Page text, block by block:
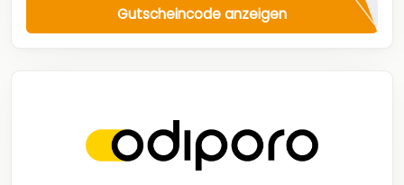
Gutscheincode anzeigen